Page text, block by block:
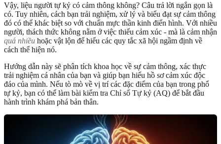
Vậy, liệu người tự kỷ có cảm thông không? Câu trả lời ngắn gọn là
có. Tuy nhiên, cách bạn trải nghiệm, xử lý và biểu đạt sự cảm thông
đó có thể khác biệt so với chuẩn mực thần kinh điển hình. Với nhiều
người, thách thức không nằm ở việc thiếu cảm xúc - mà là cảm nhận
quá nhiều hoặc vật lộn để hiểu các quy tắc xã hội ngầm định về
cách thể hiện nó.
Hướng dẫn này sẽ phân tích khoa học về sự cảm thông, xác thực
trải nghiệm cá nhân của bạn và giúp bạn hiểu hồ sơ cảm xúc độc
đáo của mình. Nếu tò mò về vị trí các đặc điểm của bạn trong phổ
tự kỷ, bạn có thể làm bài kiểm tra Chỉ số Tự kỷ (AQ) để bắt đầu
hành trình khám phá bản thân.